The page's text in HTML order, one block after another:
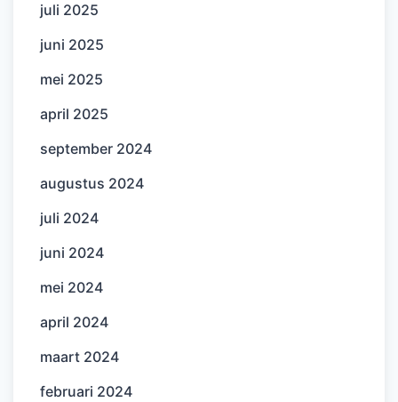
juli 2025
juni 2025
mei 2025
april 2025
september 2024
augustus 2024
juli 2024
juni 2024
mei 2024
april 2024
maart 2024
februari 2024